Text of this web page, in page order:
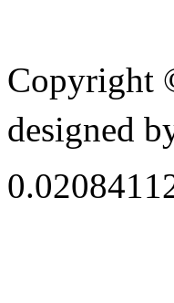
Copyright
designed